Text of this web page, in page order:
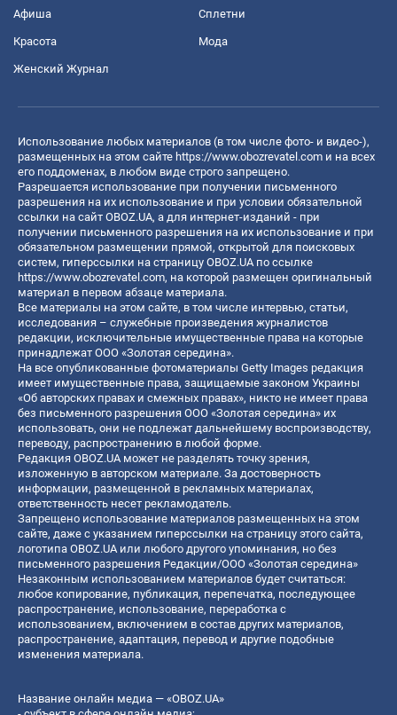
Афиша Сплетни
Красота Мода
Женский Журнал
Использование любых материалов (в том числе фото- и видео-),
размещенных на этом сайте https://www.obozrevatel.com и на всех
его поддоменах, в любом виде строго запрещено.
Разрешается использование при получении письменного
разрешения на их использование и при условии обязательной
ссылки на сайт OBOZ.UA, а для интернет-изданий - при
получении письменного разрешения на их использование и при
обязательном размещении прямой, открытой для поисковых
систем, гиперссылки на страницу OBOZ.UA по ссылке
https://www.obozrevatel.com, на которой размещен оригинальный
материал в первом абзаце материала.
Все материалы на этом сайте, в том числе интервью, статьи,
исследования – служебные произведения журналистов
редакции, исключительные имущественные права на которые
принадлежат ООО «Золотая середина».
На все опубликованные фотоматериалы Getty Images редакция
имеет имущественные права, защищаемые законом Украины
«Об авторских правах и смежных правах», никто не имеет права
без письменного разрешения ООО «Золотая середина» их
использовать, они не подлежат дальнейшему воспроизводству,
переводу, распространению в любой форме.
Редакция OBOZ.UA может не разделять точку зрения,
изложенную в авторском материале. За достоверность
информации, размещенной в рекламных материалах,
ответственность несет рекламодатель.
Запрещено использование материалов размещенных на этом
сайте, даже с указанием гиперссылки на страницу этого сайта,
логотипа OBOZ.UA или любого другого упоминания, но без
письменного разрешения Редакции/ООО «Золотая середина»
Незаконным использованием материалов будет считаться:
любое копирование, публикация, перепечатка, последующее
распространение, использование, переработка с
использованием, включением в состав других материалов,
распространение, адаптация, перевод и другие подобные
изменения материала.
Название онлайн медиа — «OBOZ.UA»